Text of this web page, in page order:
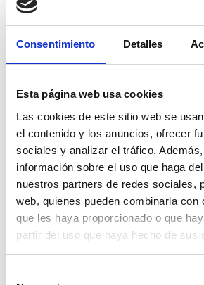
Consentimiento Detalles
Esta página web usa cookies
Las cookies de este sitio web se
el contenido y los anuncios, ofrecer
sociales y analizar el tráfico.
información sobre el uso que haga
nuestros partners de redes sociales,
web, quienes pueden combinarla con
que les haya proporcionado o que
partir del uso que haya hecho de sus
Te ofrecemos la posibilidad de
productos con
descuentos
¿No